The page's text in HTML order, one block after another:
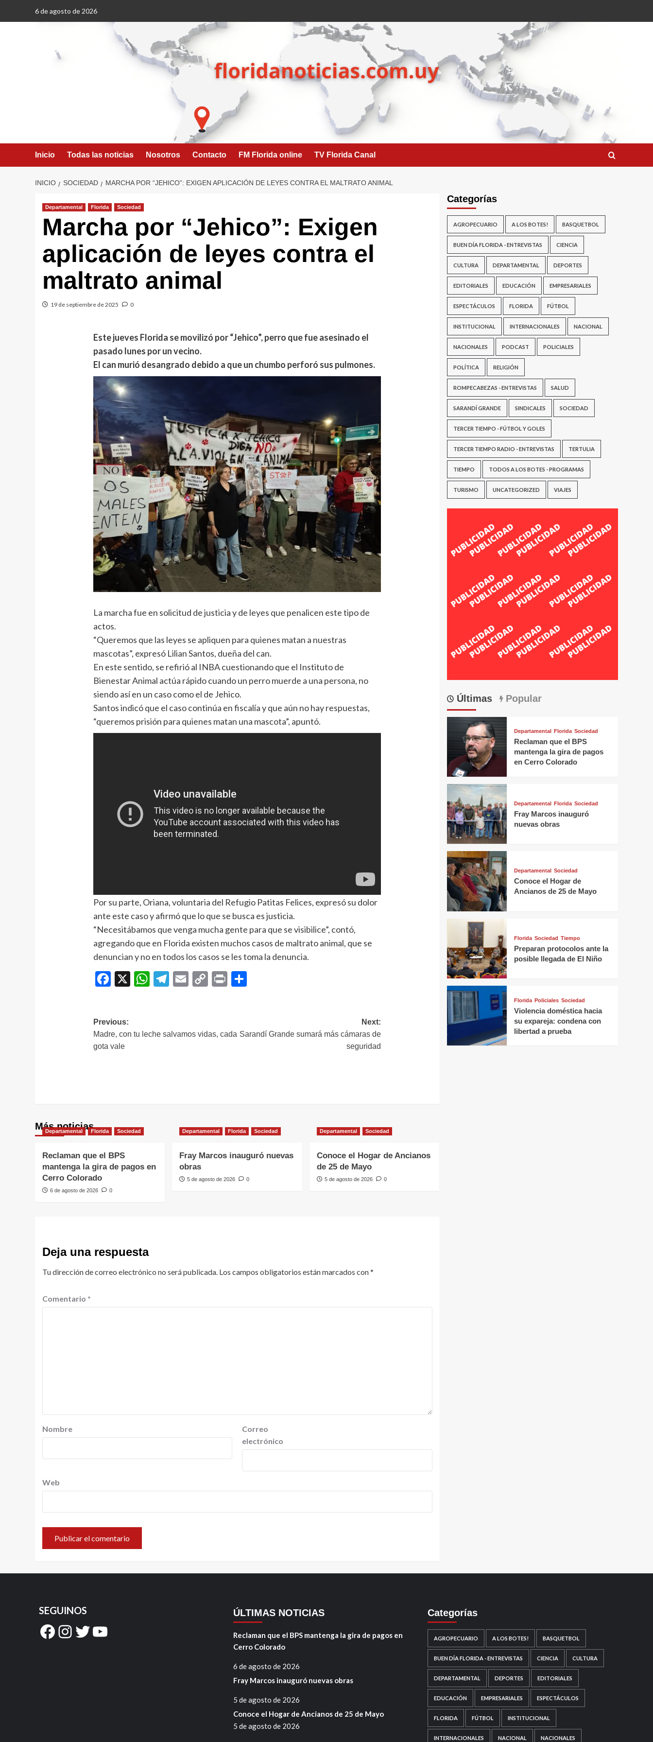
6 de agosto de 2026
Inicio Todas las noticias Nosotros Contacto FM Florida online TV Florida Canal
INICIO SOCIEDAD MARCHA POR “JEHICO”: EXIGEN APLICACIÓN DE LEYES CONTRA EL MALTRATO ANIMAL
Departamental Florida Sociedad
Marcha por “Jehico”: Exigen
aplicación de leyes contra el
maltrato animal
19 de septiembre de 2025 0
Este jueves Florida se movilizó por “Jehico”, perro que fue asesinado el
pasado lunes por un vecino.
El can murió desangrado debido a que un chumbo perforó sus pulmones.
La marcha fue en solicitud de justicia y de leyes que penalicen este tipo de
actos.
“Queremos que las leyes se apliquen para quienes matan a nuestras
mascotas”, expresó Lilian Santos, dueña del can.
En este sentido, se refirió al INBA cuestionando que el Instituto de
Bienestar Animal actúa rápido cuando un perro muerde a una persona, no
siendo así en un caso como el de Jehico.
Santos indicó que el caso continúa en fiscalía y que aún no hay respuestas,
“queremos prisión para quienes matan una mascota”, apuntó.
Por su parte, Oriana, voluntaria del Refugio Patitas Felices, expresó su dolor
ante este caso y afirmó que lo que se busca es justicia.
“Necesitábamos que venga mucha gente para que se visibilice”, contó,
agregando que en Florida existen muchos casos de maltrato animal, que se
denuncian y no en todos los casos se les toma la denuncia.
Facebook
X WhatsApp
Telegram
EmailCopyPrint
Navegación
de
entradas
Previous:
Madre, con tu leche salvamos vidas, cada
gota vale
Next:
Sarandí Grande sumará más cámaras de
seguridad
Más noticias
Departamental Florida Sociedad
Reclaman que el BPS
mantenga la gira de pagos en
Cerro Colorado
6 de agosto de 2026 0
Departamental Florida Sociedad
Fray Marcos inauguró nuevas
obras
5 de agosto de 2026 0
Departamental Sociedad
Conoce el Hogar de Ancianos
de 25 de Mayo
5 de agosto de 2026 0
Deja una respuesta
Tu dirección de correo electrónico no será publicada. Los campos obligatorios están marcados con*
Comentario *
Nombre
Correo
electrónico
Web
Categorías
AGROPECUARIO A LOS BOTES! BASQUETBOL
BUEN DÍA FLORIDA - ENTREVISTAS CIENCIA
CULTURA DEPARTAMENTAL DEPORTES
EDITORIALES EDUCACIÓN EMPRESARIALES
ESPECTÁCULOS FLORIDA FÚTBOL
INSTITUCIONAL INTERNACIONALES NACIONAL
NACIONALES PODCAST POLICIALES
POLÍTICA RELIGIÓN
ROMPECABEZAS - ENTREVISTAS SALUD
SARANDÍ GRANDE SINDICALES SOCIEDAD
TERCER TIEMPO - FÚTBOL Y GOLES
TERCER TIEMPO RADIO - ENTREVISTAS TERTULIA
TIEMPO TODOS A LOS BOTES - PROGRAMAS
TURISMO UNCATEGORIZED VIAJES
Últimas Popular
Departamental Florida Sociedad
Reclaman que el BPS
mantenga la gira de pagos
en Cerro Colorado
Departamental Florida Sociedad
Fray Marcos inauguró
nuevas obras
Departamental Sociedad
Conoce el Hogar de
Ancianos de 25 de Mayo
Florida Sociedad Tiempo
Preparan protocolos ante la
posible llegada de El Niño
Florida Policiales Sociedad
Violencia doméstica hacia
su expareja: condena con
libertad a prueba
SEGUINOS
Facebook
Instagram
Twitter
YouTube
ÚLTIMAS NOTICIAS
Reclaman que el BPS mantenga la gira de pagos en
Cerro Colorado
6 de agosto de 2026
Fray Marcos inauguró nuevas obras
5 de agosto de 2026
Conoce el Hogar de Ancianos de 25 de Mayo
5 de agosto de 2026
Categorías
AGROPECUARIO A LOS BOTES! BASQUETBOL
BUEN DÍA FLORIDA - ENTREVISTAS CIENCIA CULTURA
DEPARTAMENTAL DEPORTES EDITORIALES
EDUCACIÓN EMPRESARIALES ESPECTÁCULOS
FLORIDA FÚTBOL INSTITUCIONAL
INTERNACIONALES NACIONAL NACIONALES